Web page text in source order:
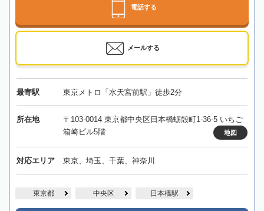
電話する
メールする
最寄駅 東京メトロ「水天宮前駅」徒歩2分
所在地
〒103-0014 東京都中央区日本橋蛎殻町1-36-5 いちご
箱崎ビル5階
地図
対応エリア 東京、埼玉、千葉、神奈川
東京都 中央区 日本橋駅